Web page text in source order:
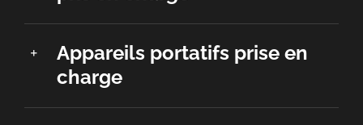
Appareils portatifs prise en
charge